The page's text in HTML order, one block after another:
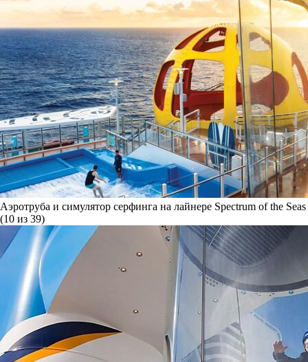
Аэротруба и симулятор серфинга на лайнере Spectrum of the Seas
(10 из 39)